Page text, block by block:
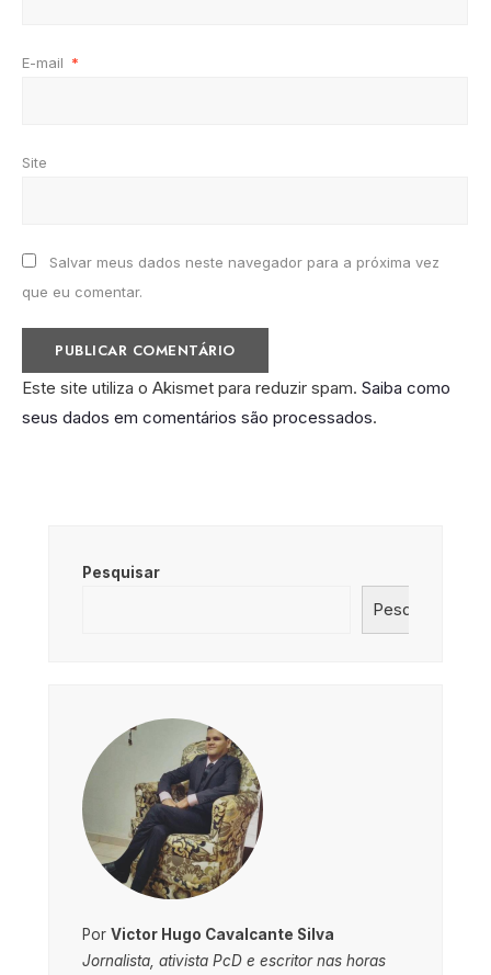
E-mail *
Site
Salvar meus dados neste navegador para a próxima vez
que eu comentar.
Este site utiliza o Akismet para reduzir spam. Saiba como
seus dados em comentários são processados.
Pesquisar
Pesquisar
Por Victor Hugo Cavalcante Silva
Jornalista, ativista PcD e escritor nas horas